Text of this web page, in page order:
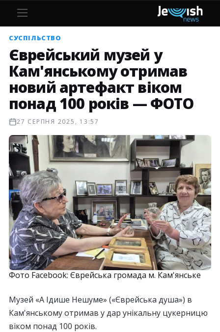
СУСПІЛЬСТВО
Єврейський музей у
Кам'янському отримав
новий артефакт віком
понад 100 років — ФОТО
27 СЕРПНЯ 2025, 13:57
Фото Facebook: Єврейська громада м. Кам'янське
Музей «А Ідише Нешуме» («Єврейська душа») в
Кам'янському отримав у дар унікальну цукерницю
віком понад 100 років.